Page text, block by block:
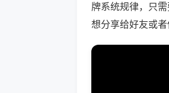
牌系统规律，只
想分享给好友或者